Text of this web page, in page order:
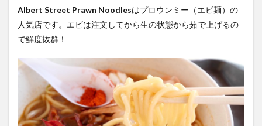
Albert Street Prawn Noodlesはプロウンミー（エビ麺）の
人気店です。エビは注文してから生の状態から茹で上げるの
で鮮度抜群！